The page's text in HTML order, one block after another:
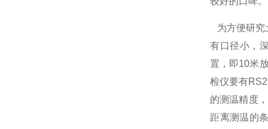
为方便研
有口径小，
置，即10米
检仪要有
的测温精度
距离测温的